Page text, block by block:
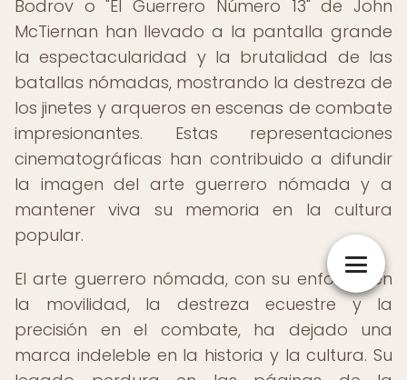
Bodrov o "El Guerrero Número 13" de John
McTiernan han llevado a la pantalla grande
la espectacularidad y la brutalidad de las
batallas nómadas, mostrando la destreza de
los jinetes y arqueros en escenas de combate
impresionantes. Estas representaciones
cinematográficas han contribuido a difundir
la imagen del arte guerrero nómada y a
mantener viva su memoria en la cultura
popular.
El arte guerrero nómada, con su enfoque en
la movilidad, la destreza ecuestre y la
precisión en el combate, ha dejado una
marca indeleble en la historia y la cultura. Su